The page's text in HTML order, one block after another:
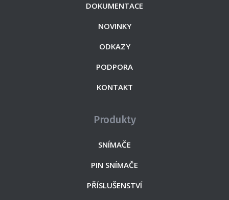
DOKUMENTACE
NOVINKY
ODKAZY
PODPORA
KONTAKT
Produkty
SNÍMAČE
PIN SNÍMAČE
PŘÍSLUŠENSTVÍ